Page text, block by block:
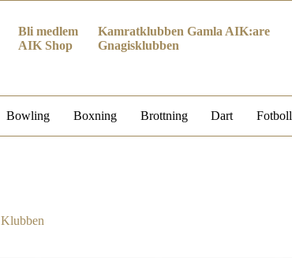
Bli medlem
AIK Shop
Kamratklubben Gamla AIK:are
Gnagisklubben
Bowling Boxning Brottning Dart Fotboll
Klubben